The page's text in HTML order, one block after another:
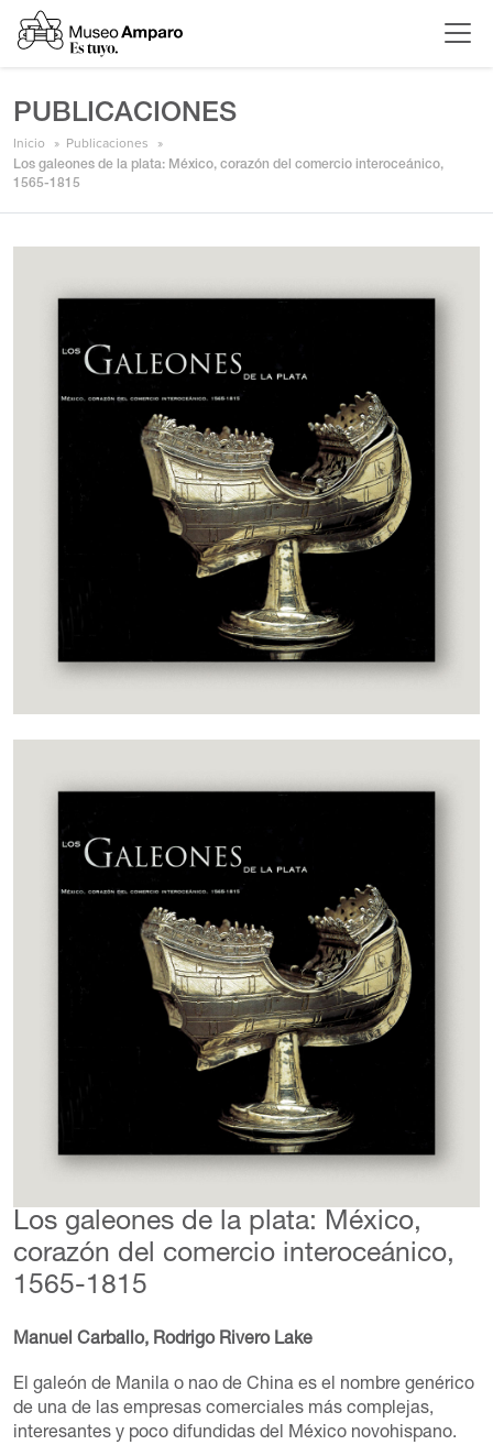
PUBLICACIONES
Inicio Publicaciones
Los galeones de la plata: México, corazón del comercio interoceánico,
1565-1815
Los galeones de la plata: México,
corazón del comercio interoceánico,
1565-1815
Manuel Carballo, Rodrigo Rivero Lake
El galeón de Manila o nao de China es el nombre genérico
de una de las empresas comerciales más complejas,
interesantes y poco difundidas del México novohispano.